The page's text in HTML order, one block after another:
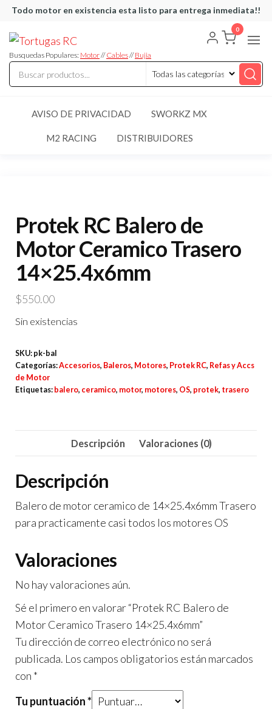
Saltar
contenido
Todo motor en existencia esta listo para entrega inmediata!!
RC
articulos
de RC
Busquedas Populares: Motor//Cables//Bujia
0
AVISO DE PRIVACIDAD SWORKZ MX
M2 RACING DISTRIBUIDORES
Protek RC Balero de
Motor Ceramico Trasero
14×25.4x6mm
$550.00
Sin existencias
SKU: pk-bal
Categorías:Accesorios, Baleros, Motores, Protek RC, Refas y Accs
de Motor
Etiquetas: balero, ceramico, motor, motores, OS, protek, trasero
Descripción Valoraciones (0)
Descripción
Balero de motor ceramico de 14×25.4x6mm Trasero
para practicamente casi todos los motores OS
Valoraciones
No hay valoraciones aún.
Sé el primero en valorar “Protek RC Balero de
Motor Ceramico Trasero 14×25.4x6mm”
Tu dirección de correo electrónico no será
publicada. Los campos obligatorios están marcados
con *
Tu puntuación*